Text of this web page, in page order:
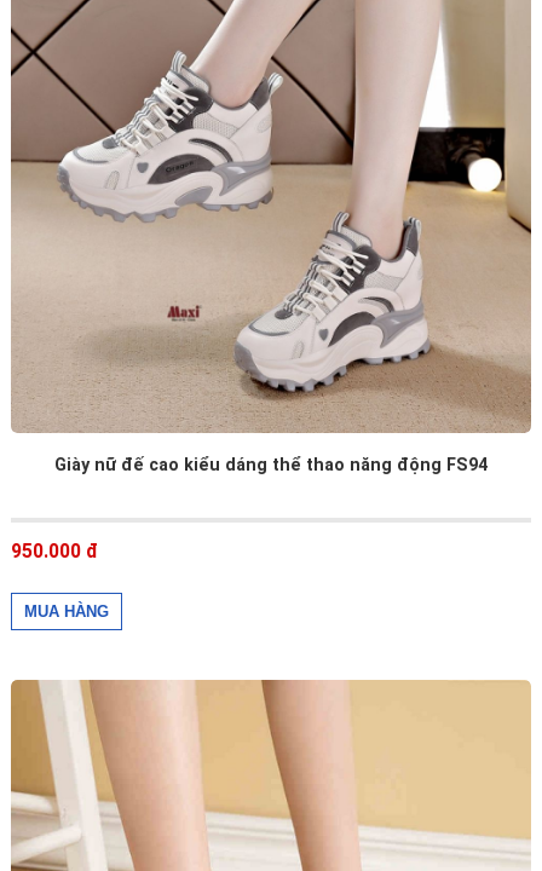
Giày nữ đế cao kiểu dáng thể thao năng động FS94
950.000 đ